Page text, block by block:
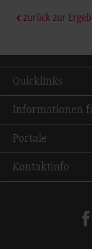
zurück zur
Quicklinks
Informationen
Portale
Kontaktinfo